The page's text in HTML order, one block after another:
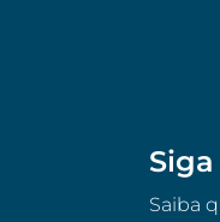
Saiba